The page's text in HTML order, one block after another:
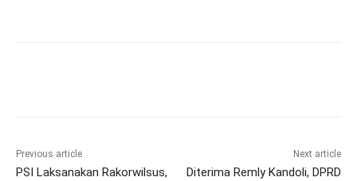
Previous article
PSI Laksanakan Rakorwilsus,
Next article
Diterima Remly Kandoli, DPRD